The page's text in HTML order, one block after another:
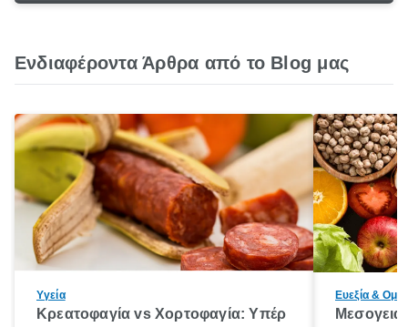
Ενδιαφέροντα Άρθρα από το Blog μας
Υγεία
Κρεατοφαγία vs Χορτοφαγία: Υπέρ
Ευεξία &